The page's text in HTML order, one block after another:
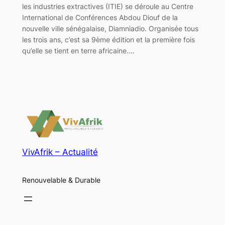
les industries extractives (ITIE) se déroule au Centre
International de Conférences Abdou Diouf de la
nouvelle ville sénégalaise, Diamniadio. Organisée tous
les trois ans, c’est sa 9ème édition et la première fois
qu’elle se tient en terre africaine.…
VivAfrik – Actualité
Renouvelable & Durable